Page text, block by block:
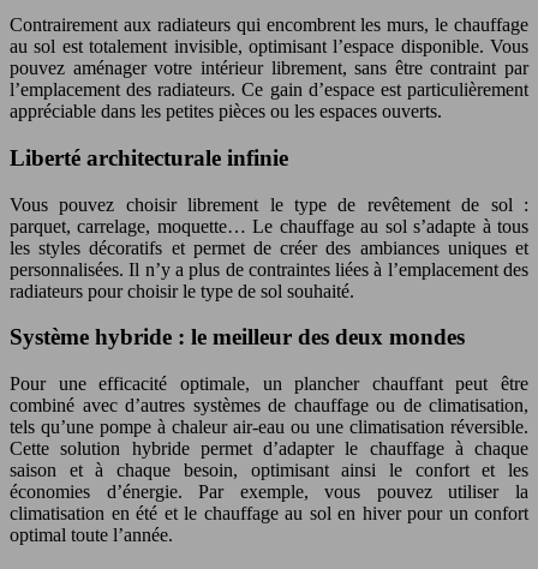
Contrairement aux radiateurs qui encombrent les murs, le chauffage
au sol est totalement invisible, optimisant l’espace disponible. Vous
pouvez aménager votre intérieur librement, sans être contraint par
l’emplacement des radiateurs. Ce gain d’espace est particulièrement
appréciable dans les petites pièces ou les espaces ouverts.
Liberté architecturale infinie
Vous pouvez choisir librement le type de revêtement de sol :
parquet, carrelage, moquette… Le chauffage au sol s’adapte à tous
les styles décoratifs et permet de créer des ambiances uniques et
personnalisées. Il n’y a plus de contraintes liées à l’emplacement des
radiateurs pour choisir le type de sol souhaité.
Système hybride : le meilleur des deux mondes
Pour une efficacité optimale, un plancher chauffant peut être
combiné avec d’autres systèmes de chauffage ou de climatisation,
tels qu’une pompe à chaleur air-eau ou une climatisation réversible.
Cette solution hybride permet d’adapter le chauffage à chaque
saison et à chaque besoin, optimisant ainsi le confort et les
économies d’énergie. Par exemple, vous pouvez utiliser la
climatisation en été et le chauffage au sol en hiver pour un confort
optimal toute l’année.